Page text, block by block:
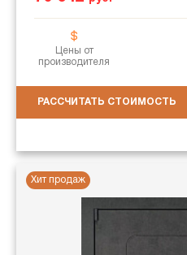
Цены от
производителя
РАССЧИТАТЬ СТОИМОСТЬ
Хит продаж